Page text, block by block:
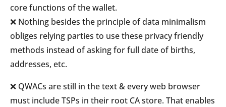
core functions of the wallet.
❌ Nothing besides the principle of data minimalism
obliges relying parties to use these privacy friendly
methods instead of asking for full date of births,
addresses, etc.
❌ QWACs are still in the text & every web browser
must include TSPs in their root CA store. That enables